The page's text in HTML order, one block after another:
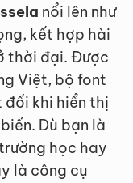
nổi lên như
kết hợp hài
thời đại. Được
Việt, bộ font
đối khi hiển thị
Dù bạn là
học hay
là công cụ